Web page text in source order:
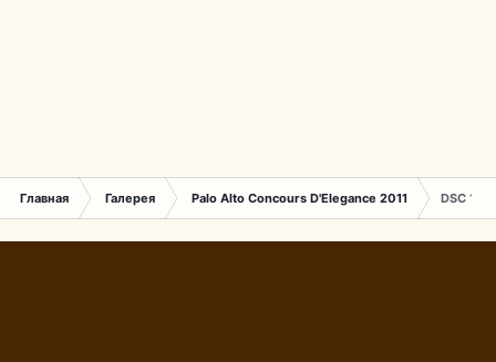
Главная Галерея Palo Alto Concours D'Elegance 2011 DSC